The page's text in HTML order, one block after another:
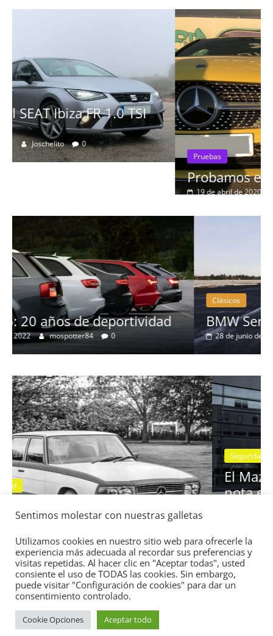
Pruebas
Probamos el Mercedes-Benz A200d
0
Clásicos
BMW Serie 7: lujo desde 1977
28 de junio de 2022 mospotter84 0
Seguridad Vídeo
El Mazda CX-5 2022 logra la máxima
nota en las pruebas de seguridad del
IIHS
11 de noviembre de 2021 mospotter84 0
Copyright © 2026Academia del Motor
Sentimos molestar con nuestras galletas
Utilizamos cookies en nuestro sitio web para ofrecerle la
experiencia más adecuada al recordar sus preferencias y
visitas repetidas. Al hacer clic en "Aceptar todas", usted
consiente el uso de TODAS las cookies. Sin embargo,
puede visitar "Configuración de cookies" para dar un
consentimiento controlado.
Cookie Opciones Aceptar todo